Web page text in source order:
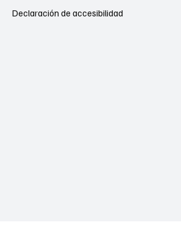
Declaración de accesibilidad